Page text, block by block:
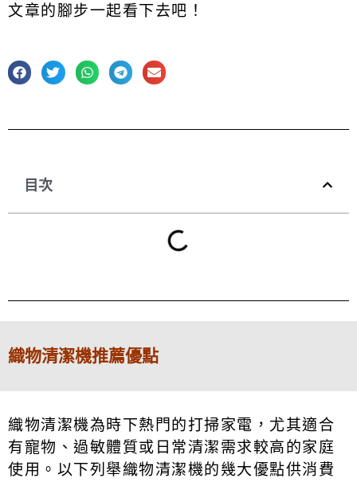
文章的腳步一起看下去吧！
目次
織物清潔機推薦優點
織物清潔機為時下熱門的打掃家電，尤其適合
有寵物、過敏體質或日常清潔需求較高的家庭
使用。以下列舉織物清潔機的幾大優點供消費